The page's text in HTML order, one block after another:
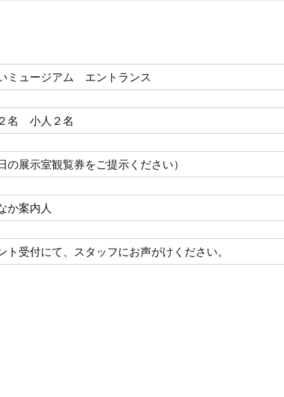
ミュージアム エントランス
名 小人２名
展示室観覧券をご提示ください）
か案内人
ト受付にて、スタッフにお声がけください。